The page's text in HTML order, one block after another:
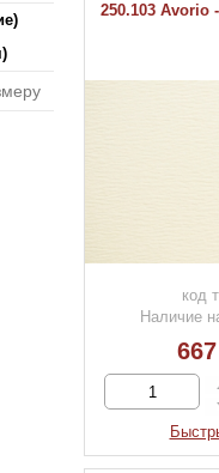
250.103 Avorio
код
Наличие